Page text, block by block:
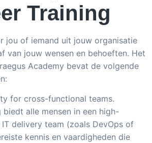
Training
jou of iemand uit jouw organisatie
van jouw wensen en behoeften. Het
Academy bevat de volgende
for cross-functional teams.
biedt alle mensen in een high-
delivery team (zoals DevOps of
kennis en vaardigheden die